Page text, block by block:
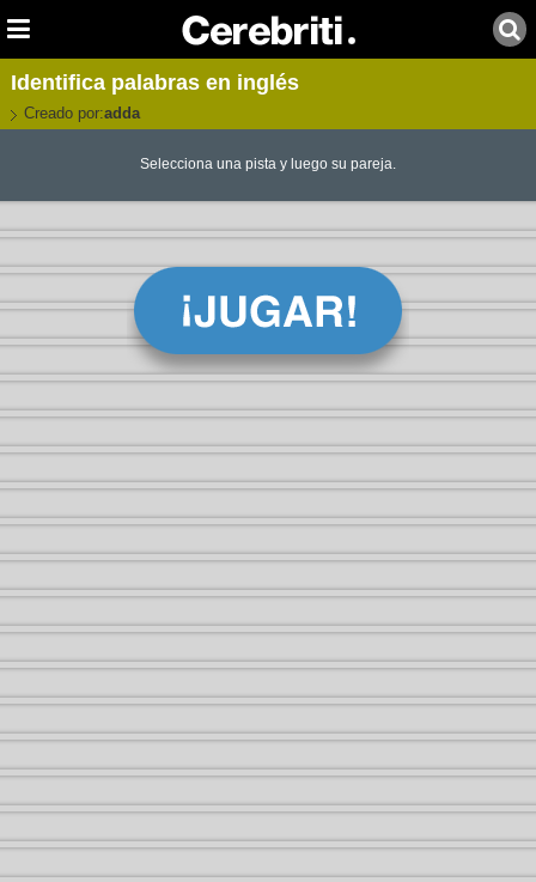
Identifica palabras en inglés
Creado por:adda
Selecciona una pista y luego su pareja.